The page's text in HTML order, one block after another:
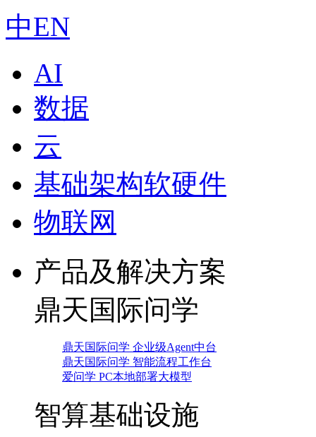
中EN
AI
数据
云
基础架构软硬件
物联网
产品及解决方案
鼎天国际问学
鼎天国际问学 企业级Agent中台
鼎天国际问学 智能流程工作台
爱问学 PC本地部署大模型
智算基础设施